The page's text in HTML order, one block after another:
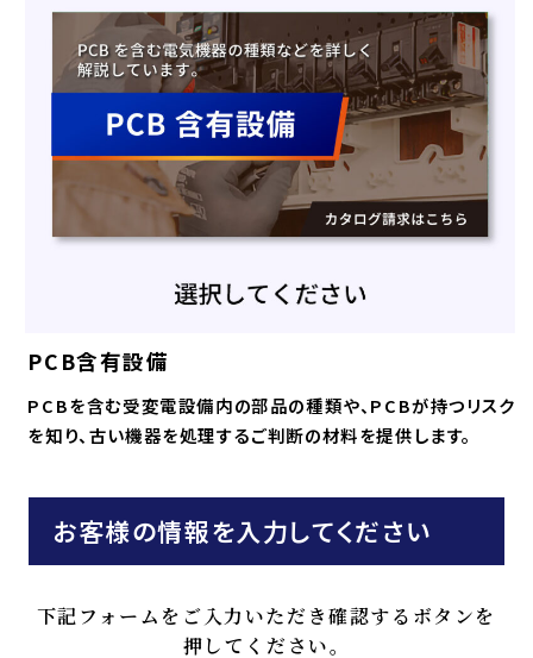
PCB含有設備
PCBを含む受変電設備内の部品の種類や、PCBが持つリスク
を知り、古い機器を処理するご判断の材料を提供します。
お客様の情報を入力してください
下記フォームをご入力いただき確認するボタンを
押してください。